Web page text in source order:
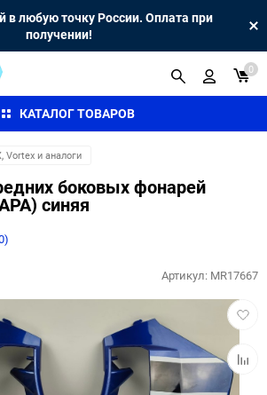
в любую точку России. Оплата при
получении!
КАТАЛОГ ТОВАРОВ
0
Vortex и аналоги
боковых фонарей
синяя
в
к
Артикул: MR17667